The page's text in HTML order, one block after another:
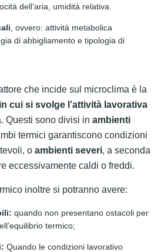
dell’aria, umidità relativa.
, ovvero: attività metabolica
di abbigliamento e tipologia di
che incide sul microclima è la
cui si svolge l’attività lavorativa
Questi sono divisi in ambienti
termici garantiscono condizioni
o ambienti severi, a seconda
eccessivamente caldi o freddi.
inoltre si potranno avere:
quando non presentano ostacoli per
termico;
Quando le condizioni lavorativo